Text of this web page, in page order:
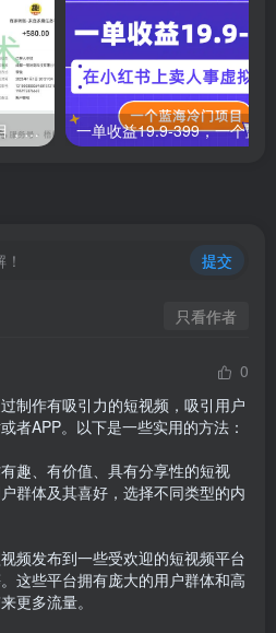
仅用手机就可以做的小项目，当天就能见钱，每天100-300
提交
只看作者
0
制作有吸引力的短视频，吸引用户
者APP。以下是一些实用的方法：
趣、有价值、具有分享性的短视
群体及其喜好，选择不同类型的内
频发布到一些受欢迎的短视频平台
这些平台拥有庞大的用户群体和高
更多流量。